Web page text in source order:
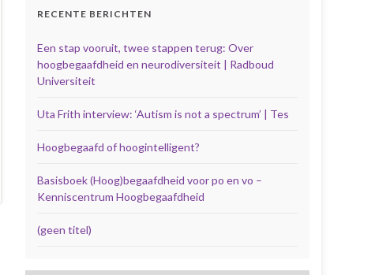
RECENTE BERICHTEN
Een stap vooruit, twee stappen terug: Over
hoogbegaafdheid en neurodiversiteit | Radboud
Universiteit
Uta Frith interview: ‘Autism is not a spectrum’ | Tes
Hoogbegaafd of hoogintelligent?
Basisboek (Hoog)begaafdheid voor po en vo –
Kenniscentrum Hoogbegaafdheid
(geen titel)